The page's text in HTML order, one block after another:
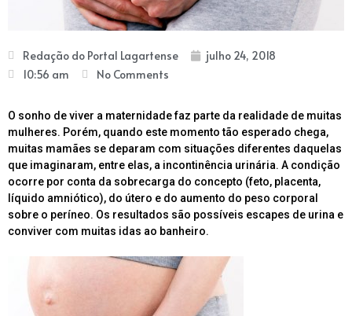
Redação do Portal Lagartense
julho 24, 2018
10:56 am
No Comments
O sonho de viver a maternidade faz parte da realidade de muitas
mulheres. Porém, quando este momento tão esperado chega,
muitas mamães se deparam com situações diferentes daquelas
que imaginaram, entre elas, a incontinência urinária. A condição
ocorre por conta da sobrecarga do concepto (feto, placenta,
líquido amniótico), do útero e do aumento do peso corporal
sobre o períneo. Os resultados são possíveis escapes de urina e
conviver com muitas idas ao banheiro.